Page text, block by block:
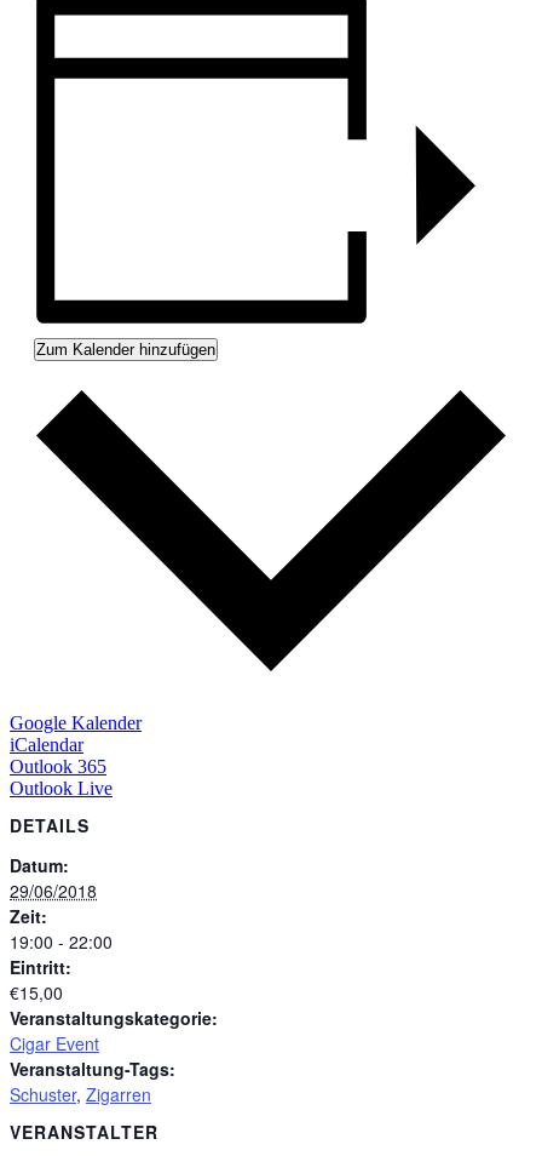
Zum Kalender hinzufügen
Google Kalender
iCalendar
Outlook 365
Outlook Live
DETAILS
Datum:
29/06/2018
Zeit:
19:00 - 22:00
Eintritt:
€15,00
Veranstaltungskategorie:
Cigar Event
Veranstaltung-Tags:
Schuster, Zigarren
VERANSTALTER